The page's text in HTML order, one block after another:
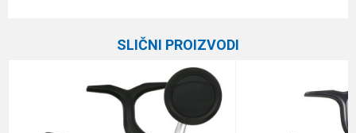
2500
11+1
SLIČNI PROIZVODI